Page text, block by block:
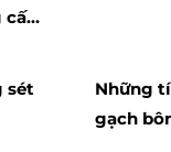
cấp
sét
Những
gạch